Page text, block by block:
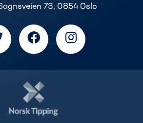
73, 0854 Oslo